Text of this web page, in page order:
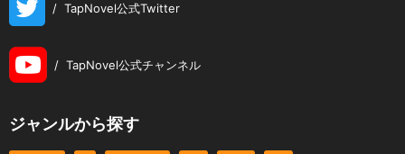
/ TapNovel公式Twitter
/ TapNovel公式チャンネル
ジャンルから探す